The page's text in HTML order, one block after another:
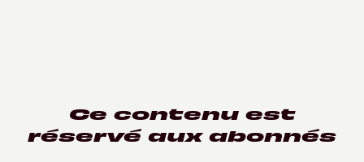
Ce contenu est
réservé aux abonnés